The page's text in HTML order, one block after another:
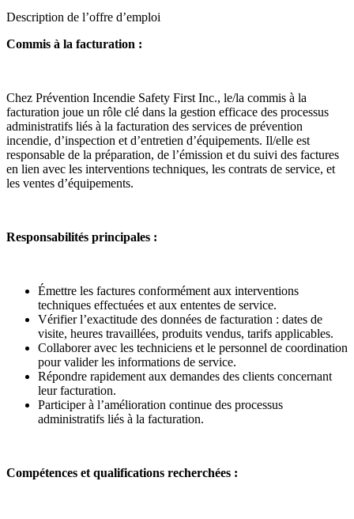
Description de l’offre d’emploi
Commis à la facturation :
Chez Prévention Incendie Safety First Inc., le/la commis à la
facturation joue un rôle clé dans la gestion efficace des processus
administratifs liés à la facturation des services de prévention
incendie, d’inspection et d’entretien d’équipements. Il/elle est
responsable de la préparation, de l’émission et du suivi des factures
en lien avec les interventions techniques, les contrats de service, et
les ventes d’équipements.
Responsabilités principales :
Émettre les factures conformément aux interventions
techniques effectuées et aux ententes de service.
Vérifier l’exactitude des données de facturation : dates de
visite, heures travaillées, produits vendus, tarifs applicables.
Collaborer avec les techniciens et le personnel de coordination
pour valider les informations de service.
Répondre rapidement aux demandes des clients concernant
leur facturation.
Participer à l’amélioration continue des processus
administratifs liés à la facturation.
Compétences et qualifications recherchées :